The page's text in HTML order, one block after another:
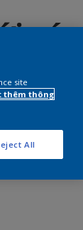
các
site
thêm thông
All